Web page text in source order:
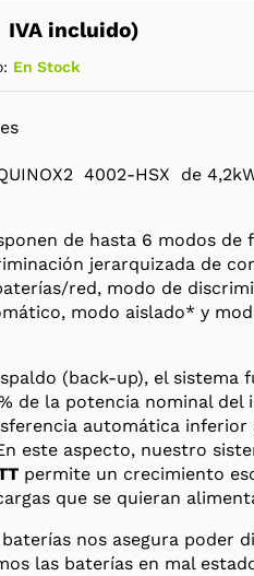
IVA incluido)
En Stock
4002-HSX de
de hasta 6 modos de
jerarquizada de
red, modo de
modo aislado* y
(back-up), el sistema
de la potencia nominal del
automática inferior
este aspecto, nuestro
permite un crecimiento
que se quieran
nos asegura poder
las baterías en mal